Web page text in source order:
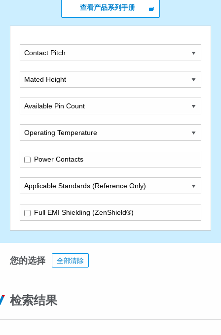
查看产品系列手册
Contact Pitch
Mated Height
Available Pin Count
Operating Temperature
Power Contacts
Applicable Standards (Reference Only)
Full EMI Shielding (ZenShield®)
您的选择 全部清除
检索结果